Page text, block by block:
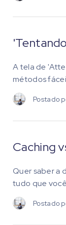
A tela de
métodos
Postado
Caching
Quer saber a
tudo que
Postado